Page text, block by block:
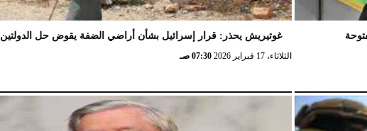
غوتيريش يحذر: قرار إسرائيل بشأن أراضي الضفة يقوض حل الدولتين
الثلاثاء، 17 فبراير 2026 07:30 صـ